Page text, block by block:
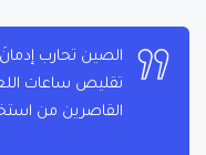
الصين تحارب إدمانَ
تقليص ساعات
القاصرين من